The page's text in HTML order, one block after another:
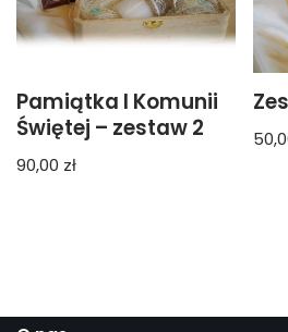
Pamiątka I Komunii
Świętej – zestaw 2
90,00 zł